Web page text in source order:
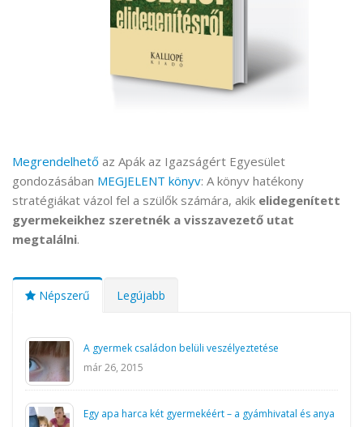
Megrendelhető az Apák az Igazságért Egyesület
gondozásában MEGJELENT könyv: A könyv hatékony
stratégiákat vázol fel a szülők számára, akik elidegenített
gyermekeikhez szeretnék a visszavezető utat
megtalálni.
Népszerű Legújabb
A gyermek családon belüli veszélyeztetése
már 26, 2015
Egy apa harca két gyermekéért – a gyámhivatal és anya